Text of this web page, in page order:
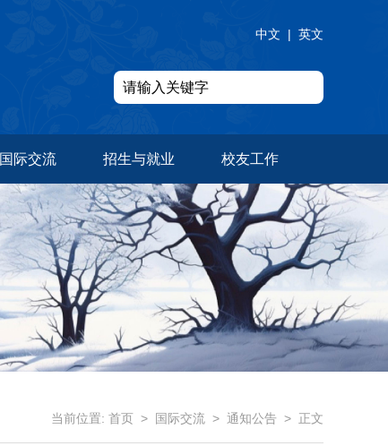
中文 | 英文
国际交流 招生与就业 校友工作
当前位置: 首页 > 国际交流 > 通知公告 > 正文